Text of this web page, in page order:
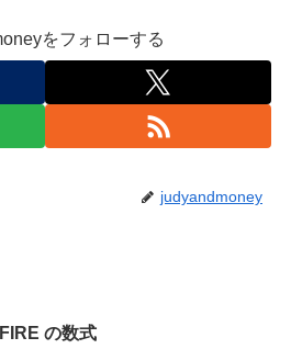
をフォローする
judyandmoney
FIRE の数式